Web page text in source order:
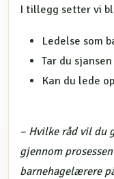
I tillegg setter vi
Ledelse som
Tar du
Kan du lede
– Hvilke råd vil du
gjennom
barnehagelærere